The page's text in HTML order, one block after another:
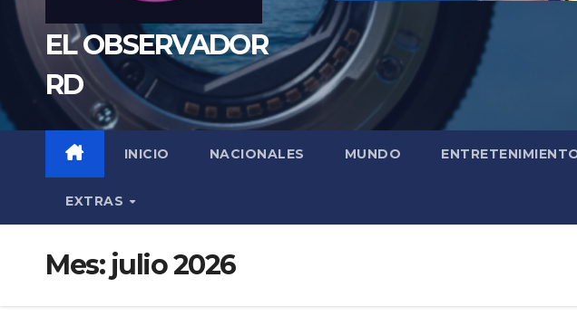
EL OBSERVADOR
RD
INICIO NACIONALES MUNDO
EXTRAS
Mes: julio 2026